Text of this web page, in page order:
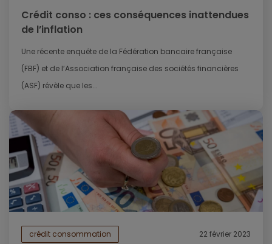
Crédit conso : ces conséquences inattendues
de l’inflation
Une récente enquête de la Fédération bancaire française
(FBF) et de l’Association française des sociétés financières
(ASF) révèle que les...
crédit consommation 22 février 2023